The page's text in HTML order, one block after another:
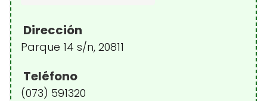
Dirección
Parque 14 s/n, 20811
Teléfono
(073) 591320